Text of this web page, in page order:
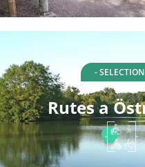
-
Rutes a